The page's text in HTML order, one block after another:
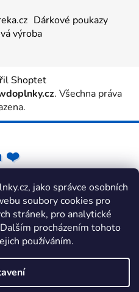
jako správce osobních
soubory cookies pro
stránek, pro analytické
procházením tohoto
používáním.
Dárkové poukazy
výroba
Shoptet
. Všechna práva
❤️